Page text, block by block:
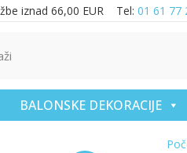
iznad 66,00 EUR Tel: 01 61 77
BALONSKE DEKORACIJE